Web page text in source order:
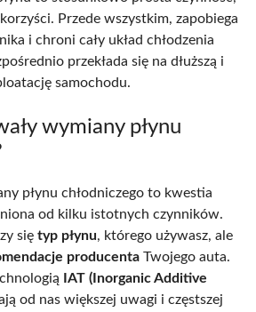
Przede wszystkim, zapobiega
i chroni cały układ chłodzenia
przekłada się na dłuższą i
samochodu.
wymiany płynu
płynu chłodniczego to kwestia
od kilku istotnych czynników.
się typ płynu, którego używasz, ale
producenta Twojego auta.
IAT (Inorganic Additive
od nas większej uwagi i częstszej